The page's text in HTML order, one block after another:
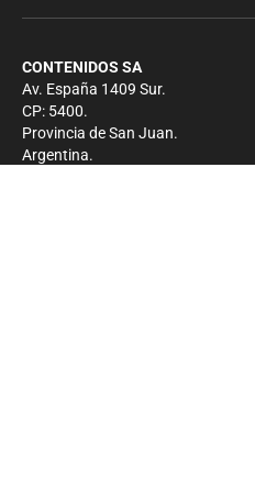
CONTENIDOS SA
Av. España 1409 Sur.
CP: 5400.
Provincia de San Juan.
Argentina.